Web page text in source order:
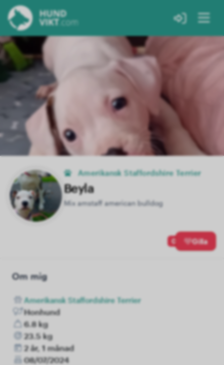
Amerikansk Staffordshire Terrier
Beyla
Mix amstaff american bulldog
0 Gilla
Om mig
Amerikansk Staffordshire Terrier
Honhund
6.8 kg
23.5 kg
2 år, 1 månad
08/07/2024